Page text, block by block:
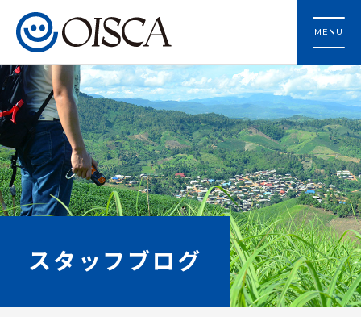
MENU
スタッフブログ